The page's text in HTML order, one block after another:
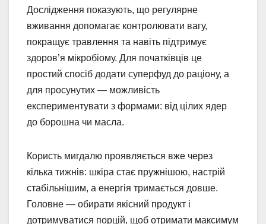
Дослідження показують, що регулярне
вживання допомагає контролювати вагу,
покращує травлення та навіть підтримує
здоров’я мікробіому. Для початківців це
простий спосіб додати суперфуд до раціону, а
для просунутих — можливість
експериментувати з формами: від цілих ядер
до борошна чи масла.
Користь мигдалю проявляється вже через
кілька тижнів: шкіра стає пружнішою, настрій
стабільнішим, а енергія тримається довше.
Головне — обирати якісний продукт і
дотримуватися порцій, щоб отримати максимум